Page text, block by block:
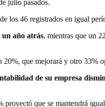
julio pasados.
los 46 registrados en igual
un año atrás, mientras que un
20%, que mejorará y otro 33%
de su empresa
proyectó que se mantendrá